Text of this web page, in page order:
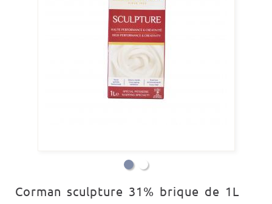
Corman sculpture 31% brique de 1L